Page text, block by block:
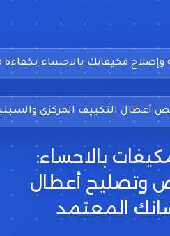
مكيفاتك بالاحساء بكفاءة
أعطال التكييف المركزى
بالاحساء:
وتصليح أعطال
المعتمد